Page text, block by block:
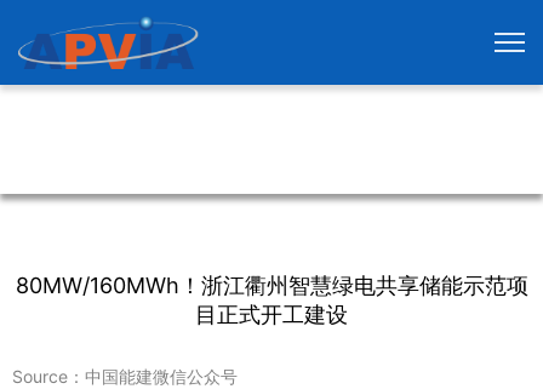
80MW/160MWh！浙江衢州智慧绿电共享储能示范项
目正式开工建设
Source：中国能建微信公众号